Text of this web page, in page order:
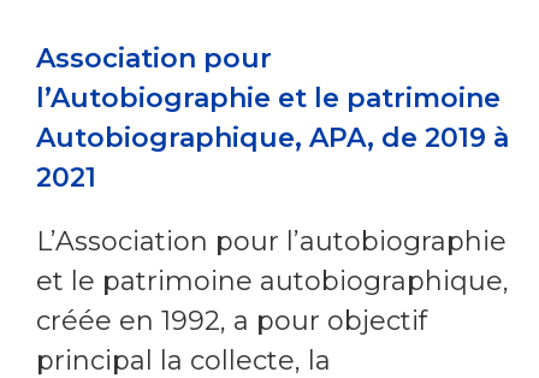
Association pour
l’Autobiographie et le patrimoine
Autobiographique, APA, de 2019 à
2021
L’Association pour l’autobiographie
et le patrimoine autobiographique,
créée en 1992, a pour objectif
principal la collecte, la